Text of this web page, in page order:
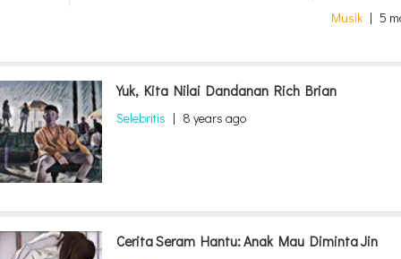
Musik | 5
Yuk, Kita Nilai Dandanan Rich Brian
Selebritis | 8 years ago
Cerita Seram Hantu: Anak Mau Diminta Jin